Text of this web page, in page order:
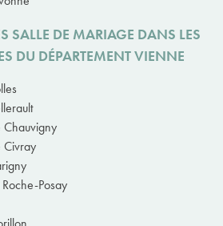
SALLE DE MARIAGE DANS LES
DU DÉPARTEMENT VIENNE
Chauvigny
Civray
Posay